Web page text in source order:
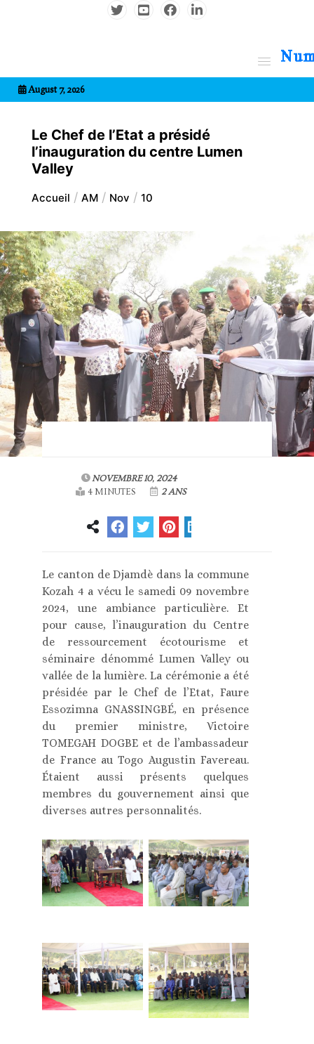
August 7, 2026
Le Chef de l’Etat a présidé
l’inauguration du centre Lumen
Valley
Accueil AM Nov 10
NOVEMBRE 10, 2024
4 MINUTES
2 ANS
Le canton de Djamdè dans la commune
Kozah 4 a vécu le samedi 09 novembre
2024, une ambiance particulière. Et
pour cause, l’inauguration du Centre
de ressourcement écotourisme et
séminaire dénommé Lumen Valley ou
vallée de la lumière. La cérémonie a été
présidée par le Chef de l’Etat, Faure
Essozimna GNASSINGBÉ, en présence
du premier ministre, Victoire
TOMEGAH DOGBE et de l’ambassadeur
de France au Togo Augustin Favereau.
Étaient aussi présents quelques
membres du gouvernement ainsi que
diverses autres personnalités.